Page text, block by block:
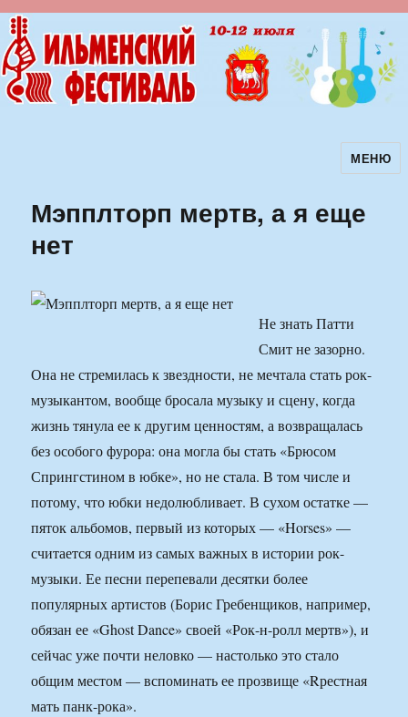
Ильменский фестиваль авторскойМЕНЮ
Мэпплторп мертв, а я еще
нет
Не знать Патти
Смит не зазорно.
Она не стремилась к звездности, не мечтала стать рок-
музыкантом, вообще бросала музыку и сцену, когда
жизнь тянула ее к другим ценностям, а возвращалась
без особого фурора: она могла бы стать «Брюсом
Спрингстином в юбке», но не стала. В том числе и
потому, что юбки недолюбливает. В сухом остатке —
пяток альбомов, первый из которых — «Horses» —
считается одним из самых важных в истории рок-
музыки. Ее песни перепевали десятки более
популярных артистов (Борис Гребенщиков, например,
обязан ее «Ghost Dance» своей «Рок-н-ролл мертв»), и
сейчас уже почти неловко — настолько это стало
общим местом — вспоминать ее прозвище «Rрестная
мать панк-рока».